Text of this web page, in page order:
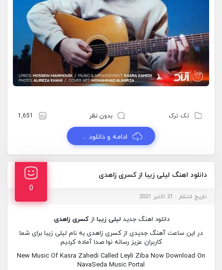
تک ترک بدون نظر 1,651
ادامه و دانلود ...
دانلود اهنگ لیلی زیبا از کسری زاهدی
0
تاریخ انتشار : 21 اکتبر 2021
دانلود اهنگ جدیدلیلی زیبا ازکسری زاهدی
در این ساعت آهنگ جدیدی از کسری زاهدی به نام لیلی زیبا برای شما
کاربران عزیز رسانه نوا صدا آماده کردیم
New Music Of Kasra Zahedi Called Leyli Ziba Now Download On
NavaSeda Music Portal